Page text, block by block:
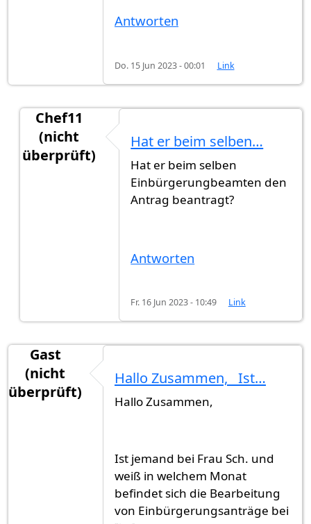
Antworten
Do. 15 Jun 2023 - 00:01 Link
Chef11
(nicht
überprüft)
Ich hab meinen Antrag am 27…
Hat er beim selben…
Hat er beim selben
Einbürgerungbeamten den
Antrag beantragt?
Antworten
Fr. 16 Jun 2023 - 10:49 Link
Gast
(nicht
überprüft)
Hallo Zusammen, Ist…
Hallo Zusammen,
Ist jemand bei Frau Sch. und
weiß in welchem Monat
befindet sich die Bearbeitung
von Einbürgerungsanträge bei